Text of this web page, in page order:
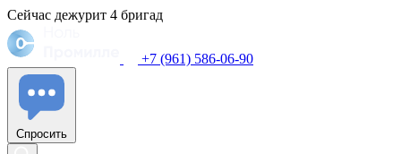
Сейчас дежурит 4 бригад
+7 (961) 586-06-90
Спросить